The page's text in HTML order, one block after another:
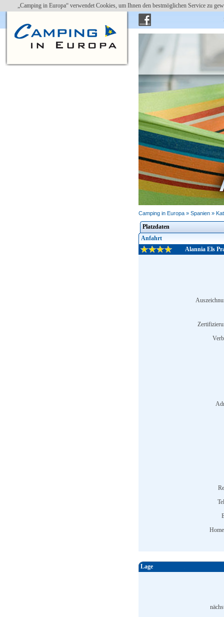
„Camping in Europa“ verwendet Cookies, um Ihnen den bestmöglichen Service zu
Camping in Europa » Spanien »
Platzdaten
Anfahrt
Alannia Els
Lage